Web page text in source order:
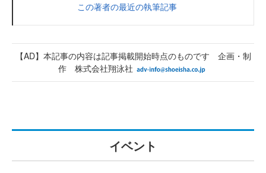
この著者の最近の執筆記事
【AD】本記事の内容は記事掲載開始時点のものです 企画・制
作 株式会社翔泳社
イベント